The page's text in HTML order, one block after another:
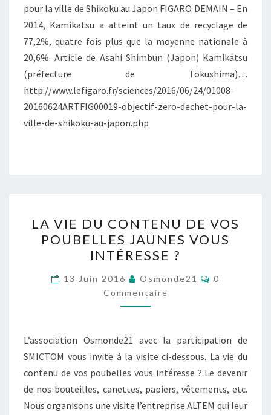
pour la ville de Shikoku au Japon FIGARO DEMAIN – En
2014, Kamikatsu a atteint un taux de recyclage de
77,2%, quatre fois plus que la moyenne nationale à
20,6%. Article de Asahi Shimbun (Japon) Kamikatsu
(préfecture de Tokushima)…
http://www.lefigaro.fr/sciences/2016/06/24/01008-
20160624ARTFIG00019-objectif-zero-dechet-pour-la-
ville-de-shikoku-au-japon.php
VIE
DU
CONTENU
DE
VOS
POUBELLES
VOUS
INTÉRESSE
?
LA VIE DU CONTENU DE VOS
POUBELLES JAUNES VOUS
INTÉRESSE ?
13 Juin 2016 Osmonde21
0
Commentaire
L’association Osmonde21 avec la participation de
SMICTOM vous invite à la visite ci-dessous. La vie du
contenu de vos poubelles vous intéresse ? Le devenir
de nos bouteilles, canettes, papiers, vêtements, etc.
Nous organisons une visite l’entreprise ALTEM qui leur